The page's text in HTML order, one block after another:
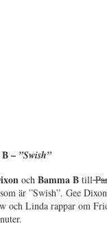
– ”Swish”
ochBamma Btill
är ”Swish”. Gee
och Linda rappar om